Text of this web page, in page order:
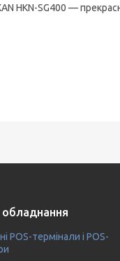
HKN-SG400 —
обладнання
POS-термінали і POS-